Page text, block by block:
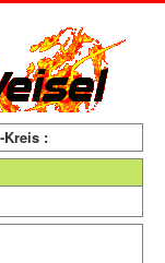
Kreis :